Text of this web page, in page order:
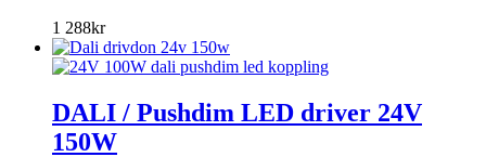
1 288kr
DALI / Pushdim LED driver 24V
150W